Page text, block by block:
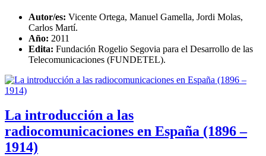
Autor/es: Vicente Ortega, Manuel Gamella, Jordi Molas,
Carlos Martí.
Año: 2011
Edita: Fundación Rogelio Segovia para el Desarrollo de las
Telecomunicaciones (FUNDETEL).
La introducción a las
radiocomunicaciones en España (1896 –
1914)